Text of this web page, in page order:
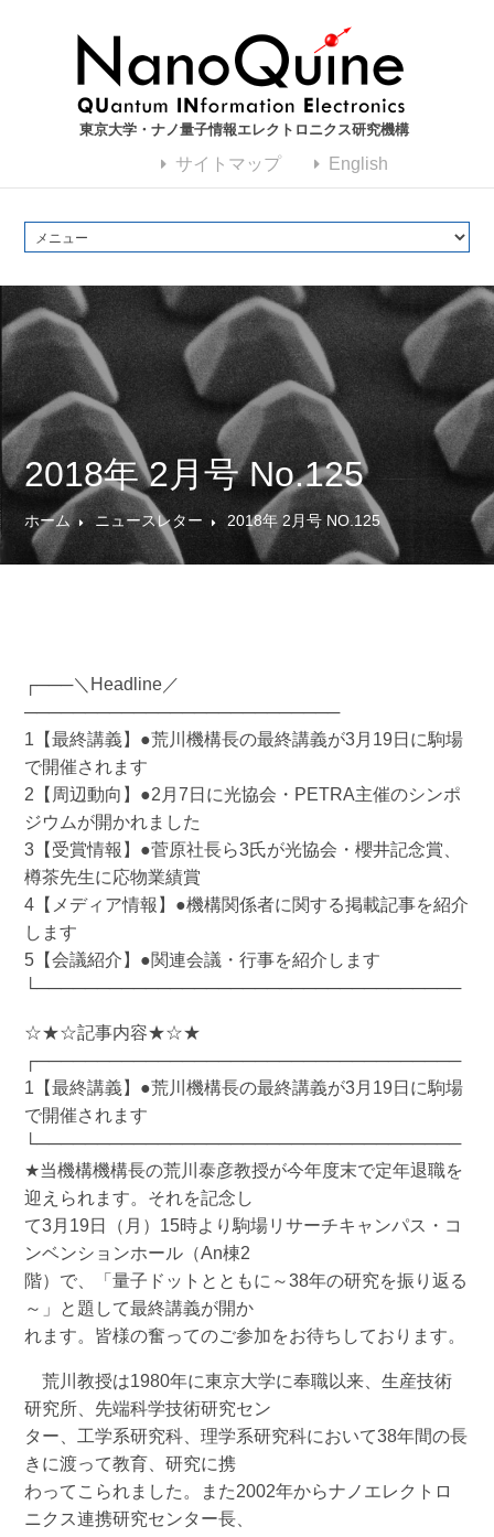
東京大学・ナノ量子情報エレクトロニクス研究機構
サイトマップ English
2018年 2月号 No.125
ホーム ニュースレター 2018年 2月号 NO.125
┌───＼Headline／
──────────────────────────
1【最終講義】●荒川機構長の最終講義が3月19日に駒場
で開催されます
2【周辺動向】●2月7日に光協会・PETRA主催のシンポ
ジウムが開かれました
3【受賞情報】●菅原社長ら3氏が光協会・櫻井記念賞、
樽茶先生に応物業績賞
4【メディア情報】●機構関係者に関する掲載記事を紹介
します
5【会議紹介】●関連会議・行事を紹介します
└───────────────────────────────────
☆★☆記事内容★☆★
┌───────────────────────────────────
1【最終講義】●荒川機構長の最終講義が3月19日に駒場
で開催されます
└───────────────────────────────────
★当機構機構長の荒川泰彦教授が今年度末で定年退職を
迎えられます。それを記念し
て3月19日（月）15時より駒場リサーチキャンパス・コ
ンベンションホール（An棟2
階）で、「量子ドットとともに～38年の研究を振り返る
～」と題して最終講義が開か
れます。皆様の奮ってのご参加をお待ちしております。
荒川教授は1980年に東京大学に奉職以来、生産技術
研究所、先端科学技術研究セン
ター、工学系研究科、理学系研究科において38年間の長
きに渡って教育、研究に携
わってこられました。また2002年からナノエレクトロ
ニクス連携研究センター長、